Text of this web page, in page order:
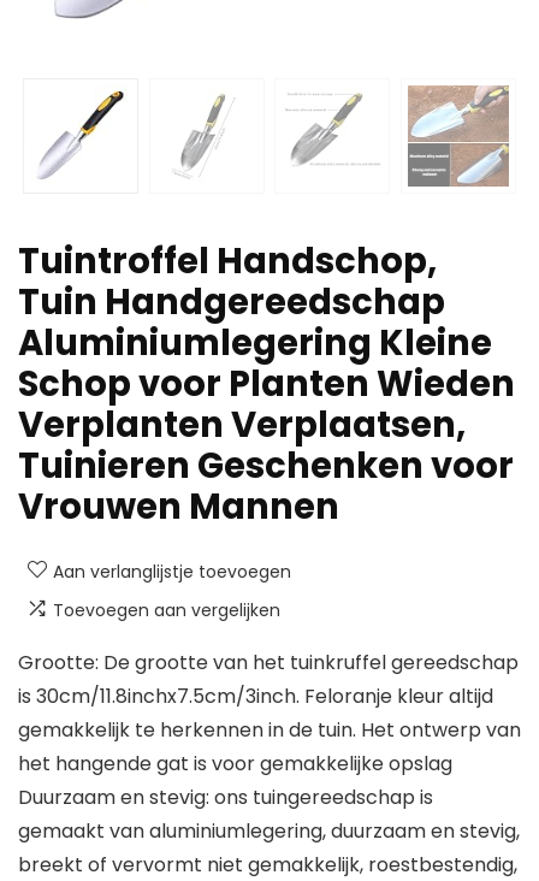
Tuintroffel Handschop,
Tuin Handgereedschap
Aluminiumlegering Kleine
Schop voor Planten Wieden
Verplanten Verplaatsen,
Tuinieren Geschenken voor
Vrouwen Mannen
Aan verlanglijstje toevoegen
Toevoegen aan vergelijken
Grootte: De grootte van het tuinkruffel gereedschap
is 30cm/11.8inchx7.5cm/3inch. Feloranje kleur altijd
gemakkelijk te herkennen in de tuin. Het ontwerp van
het hangende gat is voor gemakkelijke opslag
Duurzaam en stevig: ons tuingereedschap is
gemaakt van aluminiumlegering, duurzaam en stevig,
breekt of vervormt niet gemakkelijk, roestbestendig,